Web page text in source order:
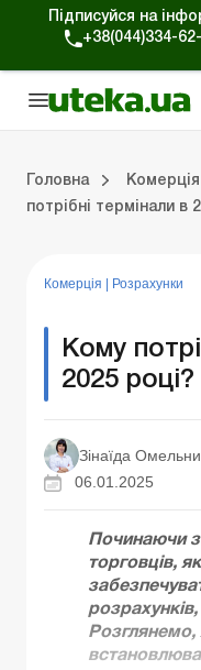
Підписуйся на
+38(044)334-
Головна Комерція
потрібні термінали в
Комерція Розрахунки
Кому
2025 році?
Зінаїда
06.01.2025
Починаючи з
торговців,
Розглянемо,